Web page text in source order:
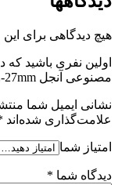
هیچ دیدگاهی برای
اولین نفری باشید
مصنوعی آنجل ANJEL-27mm”
نشانی ایمیل شما
علامت‌گذاری شده‌اند
امتیاز شما
دیدگاه شما *